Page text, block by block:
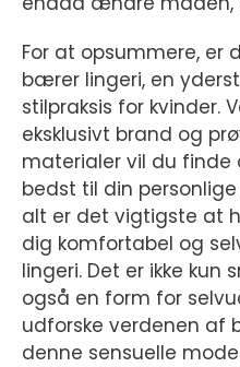
For at opsummere, er
bærer lingeri, en
stilpraksis for kvinder.
eksklusivt brand og
materialer vil du finde
bedst til din
alt er det vigtigste at
dig komfortabel og
lingeri. Det er ikke kun
også en form for
udforske verdenen af
denne sensuelle